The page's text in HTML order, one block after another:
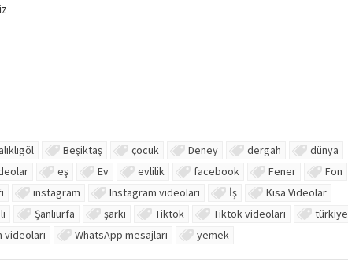
Beşiktaş çocuk Deney dergah
dünya
eş Ev evlilik facebook Fener
Fon
ınstagram Instagram videoları İş
Kısa Videolar
Şanlıurfa şarkı Tiktok Tiktok videoları
türkiye
videoları WhatsApp mesajları yemek